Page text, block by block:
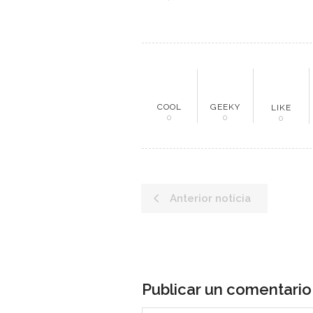
COOL
0
GEEKY
0
LIKE
0
Anterior noticia
Publicar un comentario